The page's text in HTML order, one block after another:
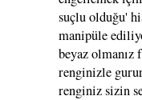
suçlu olduğu'
manipüle
beyaz olmanız
renginizle
renginiz sizin